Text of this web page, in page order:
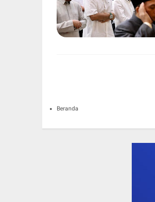
Beranda